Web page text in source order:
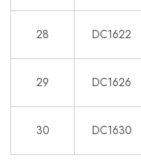
28 DC1622
29 DC1626
30 DC1630